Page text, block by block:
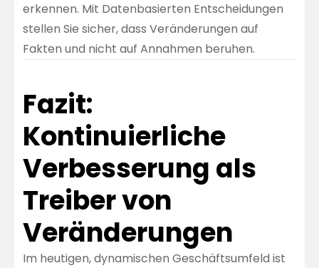
erkennen. Mit Datenbasierten Entscheidungen
stellen Sie sicher, dass Veränderungen auf
Fakten und nicht auf Annahmen beruhen.
Fazit:
Kontinuierliche
Verbesserung als
Treiber von
Veränderungen
Im heutigen, dynamischen Geschäftsumfeld ist